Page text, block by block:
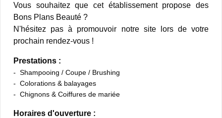
Vous souhaitez que cet établissement propose des
Bons Plans Beauté ?
N'hésitez pas à promouvoir notre site lors de votre
prochain rendez-vous !
Prestations :
Shampooing / Coupe / Brushing
Colorations & balayages
Chignons & Coiffures de mariée
Horaires d'ouverture :